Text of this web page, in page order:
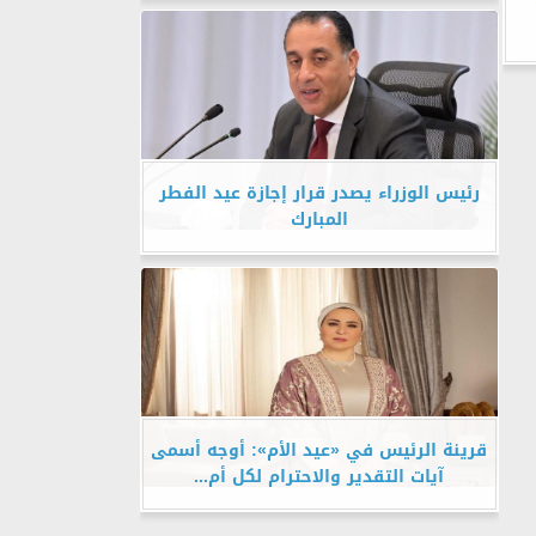
رئيس الوزراء يصدر قرار إجازة عيد الفطر
المبارك
قرينة الرئيس في «عيد الأم»: أوجه أسمى
آيات التقدير والاحترام لكل أم...